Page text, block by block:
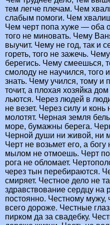
тем легче плечам. Чем
слабым помоги. Чем
Чем черт попа хуже — оба
того не миновать. Чему
выучит. Чему не год, так и
гореть, того не зажечь.
берегись. Чему смеешься,
смолоду не научился, того
знать. Чему учился, тому и
точит, а плохая хозяйка
льются. Через людей в
не везет. Через силу и конь
молотят. Черная земля
море, бумажны берега.
Черной души ни живой, ни
Черт не возьмет его, а
мылом не отмоешь. Черт
рога не обломает.
через тын перебираются.
смиряет. Честное дело не
здравствование сердцу на
постоянно. Честному мужу,
всего дороже. Честные
пирком да за свадебку.